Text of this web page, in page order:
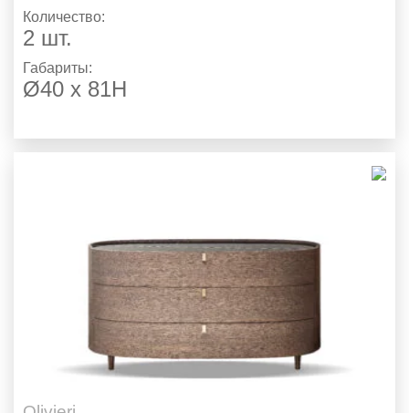
Количество:
2 шт.
Габариты:
Ø40 х 81H